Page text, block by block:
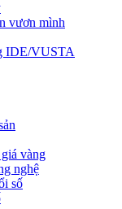
vươn mình
IDE/VUSTA
vàng
nghệ
số